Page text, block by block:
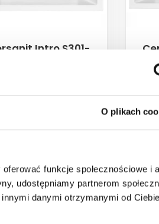
O plikach
funkcje społecznościowe i
udostępniamy partnerom
danymi otrzymanymi od
Intro S301-
na zamówienie